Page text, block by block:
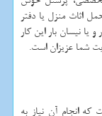
اثاث منزل یا دفتر
یا نیسان بار این کار
شما عزیزان است.
انجام آن نیاز به